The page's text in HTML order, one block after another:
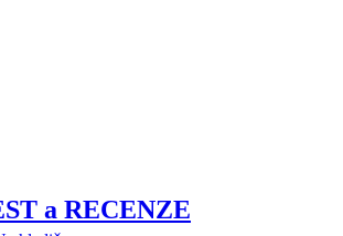
a RECENZE